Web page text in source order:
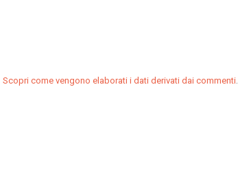
Scopri come vengono elaborati i dati derivati dai commenti.